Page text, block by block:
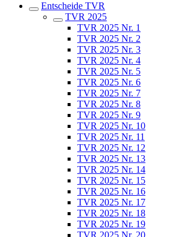
Entscheide TVR
TVR 2025
TVR 2025 Nr. 1
TVR 2025 Nr. 2
TVR 2025 Nr. 3
TVR 2025 Nr. 4
TVR 2025 Nr. 5
TVR 2025 Nr. 6
TVR 2025 Nr. 7
TVR 2025 Nr. 8
TVR 2025 Nr. 9
TVR 2025 Nr. 10
TVR 2025 Nr. 11
TVR 2025 Nr. 12
TVR 2025 Nr. 13
TVR 2025 Nr. 14
TVR 2025 Nr. 15
TVR 2025 Nr. 16
TVR 2025 Nr. 17
TVR 2025 Nr. 18
TVR 2025 Nr. 19
TVR 2025 Nr. 20